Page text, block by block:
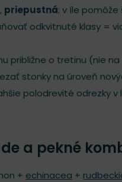
priepustná; v íle
odkvitnuté klasy =
približne o tretinu (nie
stonky na úroveň
polodrevité odrezky v
a pekné
+ echinacea +